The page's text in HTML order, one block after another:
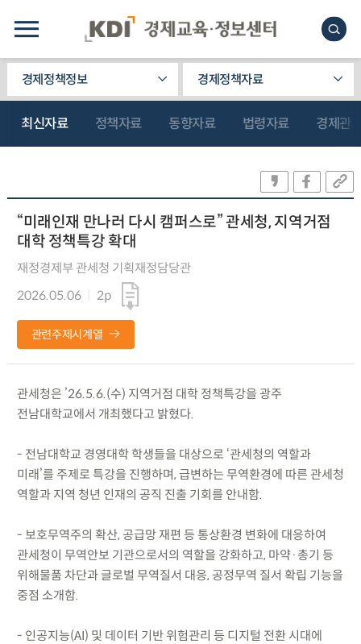
경제정책정보 경제정책자료
최신자료 정책자료 동향자료 법령자료 경제관
“미래인재 만나러 다시 캠퍼스로” 관세청, 지역거점
대학 정책특강 확대
재정경제부 관세청 기획재정담당관
2026.05.06
2p
관련주제시계열
관세청은 ’26.5.6.(수) 지역거점 대학 정책특강을 광주
전남대학교에서 개최했다고 밝혔다.
- 전남대학교 경영대학 학생들을 대상으로 ‘관세청의 역할과
미래’를 주제로 특강을 진행하며, 급변하는 무역환경에 따른 관세청
역할과 지역 청년 인재의 공직 진출 기회를 안내함.
- 보호무역주의 확산, 공급망 재편 등 통상환경 변화에 대응하여
관세청이 무역안보 기관으로서의 역할을 강화하고, 마약·총기 등
위해물품 차단과 글로벌 무역질서 대응, 공정무역 질서 확립 기능을
중점 소개함.
- 인공지능(AI) 및 데이터 기반 위험관리 등 디지털 전환 시대에